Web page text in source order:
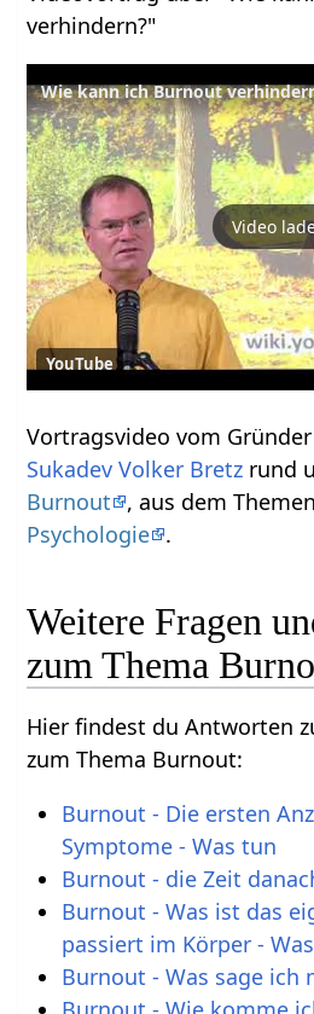
verhindern?"
Wie kann ich Burnout
Video
YouTube
Vortragsvideo vom
Sukadev Volker Bretz rund
Burnout
, aus dem
Psychologie .
Weitere Fragen
zum Thema
Hier findest du Antworten
zum Thema Burnout:
Burnout - Die ersten
Symptome - Was tun
Burnout - die Zeit
Burnout - Was ist das
passiert im Körper -
Burnout - Was sage ich